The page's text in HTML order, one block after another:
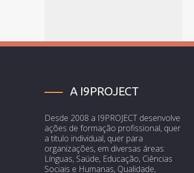
A I9PROJECT
Desde 2008 a I9PROJECT desenvolve
ações de formação profissional, quer
a titulo individual, quer para
organizações, em diversas áreas:
Línguas, Saúde, Educação, Ciências
Sociais e Humanas, Qualidade,